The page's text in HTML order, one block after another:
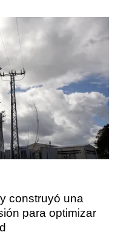
construyó una
para optimizar